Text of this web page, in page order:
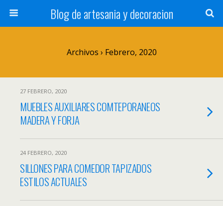
Blog de artesania y decoracion
Archivos › Febrero, 2020
27 FEBRERO, 2020
MUEBLES AUXILIARES COMTEPORANEOS
MADERA Y FORJA
24 FEBRERO, 2020
SILLONES PARA COMEDOR TAPIZADOS
ESTILOS ACTUALES